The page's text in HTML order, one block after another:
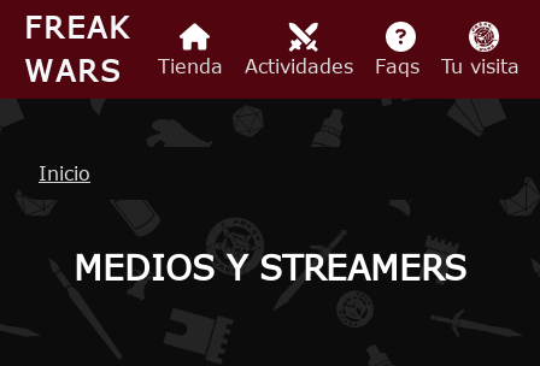
Pasar al contenido principal
FREAK
WARS
Tienda Actividades Faqs Tu visita
Ruta de navegación
Inicio
MEDIOS Y STREAMERS